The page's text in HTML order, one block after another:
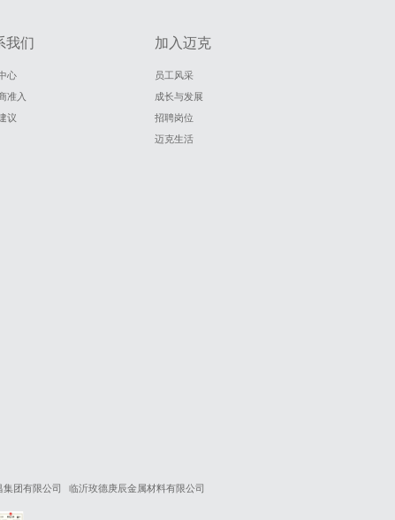
我们
心
准入
议
加入迈克
员工风采
成长与发展
招聘岗位
迈克生活
团有限公司 临沂玫德庚辰金属材料有限公司